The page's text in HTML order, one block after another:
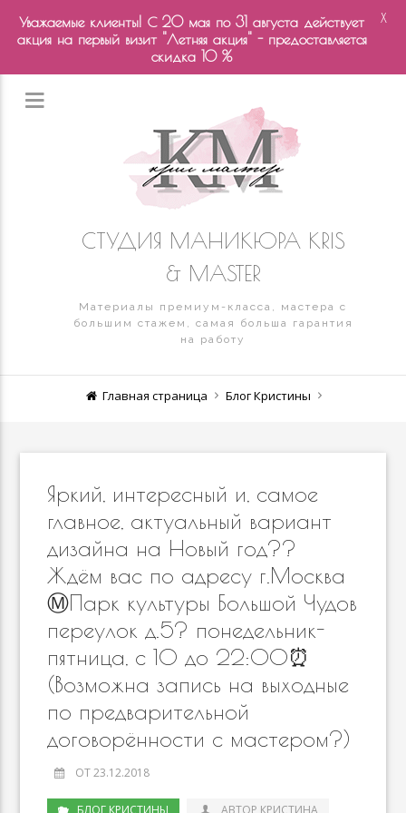
СТУДИЯ МАНИКЮРА KRIS
& MASTER
Материалы премиум-класса, мастера с
большим стажем, самая больша гарантия
на работу
Главная страница Блог Кристины
Яркий, интересный и, самое
главное, актуальный вариант
дизайна на Новый год?? ⠀
Ждём вас по адресу г.Москва
Ⓜ️Парк культуры Большой Чудов
переулок д.5? понедельник-
пятница, с 10 до 22:00⏰
(Возможна запись на выходные
по предварительной
договорённости с мастером?)
ОТ 23.12.2018
БЛОГ КРИСТИНЫ АВТОР КРИСТИНА
Уважаемые клиенты! С 20 мая по 31 августа действует
акция на первый визит "Летняя акция" - предоставляется
скидка 10 %
X